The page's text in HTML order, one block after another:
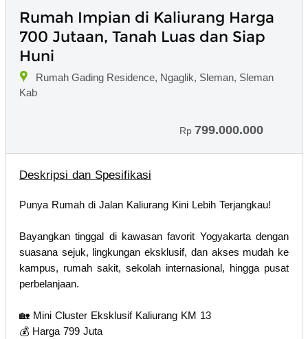
Rumah Impian di Kaliurang Harga
700 Jutaan, Tanah Luas dan Siap
Huni
Rumah Gading Residence, Ngaglik, Sleman, Sleman
Kab
Rp 799.000.000
Deskripsi dan Spesifikasi
Punya Rumah di Jalan Kaliurang Kini Lebih Terjangkau!
Bayangkan tinggal di kawasan favorit Yogyakarta dengan
suasana sejuk, lingkungan eksklusif, dan akses mudah ke
kampus, rumah sakit, sekolah internasional, hingga pusat
perbelanjaan.
🏡 Mini Cluster Eksklusif Kaliurang KM 13
💰 Harga 799 Juta